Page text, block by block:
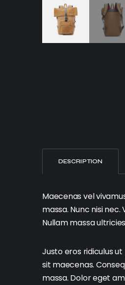
DESCRIPTION
Maecenas vel
massa. Nunc nisi
Nullam massa
Justo eros ridiculus
sit maecenas.
massa. Dolor eget